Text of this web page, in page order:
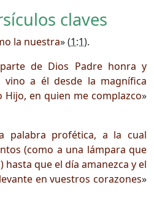
claves
la nuestra» (1:1).
de Dios Padre honra y
a él desde la magnífica
Hijo, en quien me complazco»
palabra profética, a la cual
(como a una lámpara que
que el día amanezca y el
en vuestros corazones»